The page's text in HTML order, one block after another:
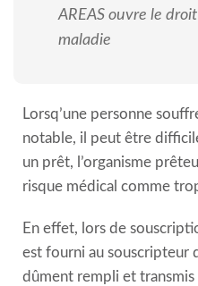
AREAS ouvre le
maladie
Lorsq’une personne
notable, il peut être
un prêt, l’organisme
risque médical comme
En effet, lors de
est fourni au souscripteur
dûment rempli et transmis